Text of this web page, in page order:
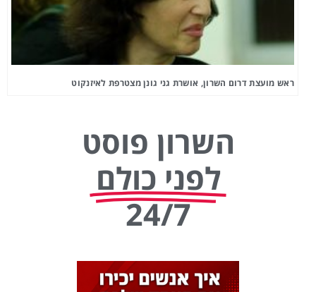
ראש מועצת דרום השרון, אושרת גני גונן מצטרפת לאיזנקוט
השרון פוסט
לפני כולם
24/7